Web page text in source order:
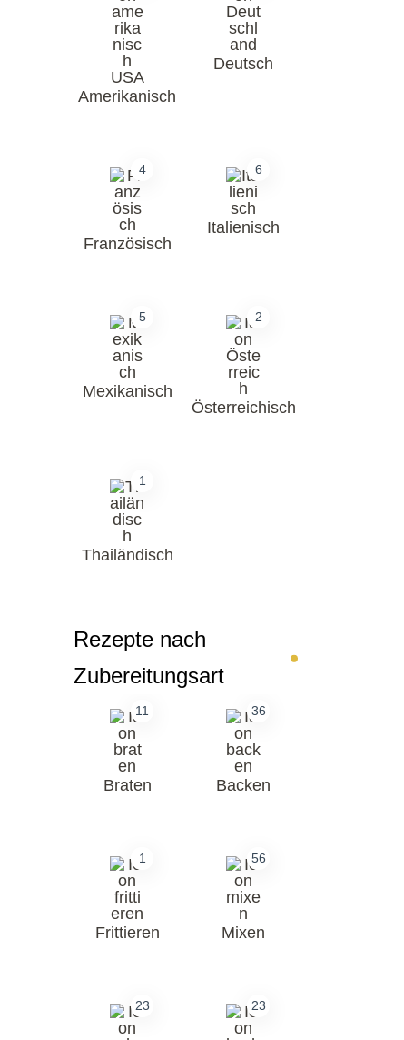
Amerikanisch
Deutsch
4
Französisch
6
Italienisch
5
Mexikanisch
2
Österreichisch
1
Thailändisch
Rezepte nach
Zubereitungsart
11
Braten
36
Backen
1
Frittieren
56
Mixen
23 23